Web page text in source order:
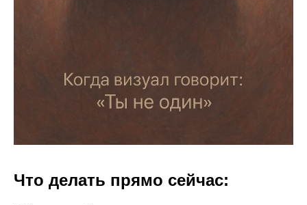
Что делать прямо сейчас: